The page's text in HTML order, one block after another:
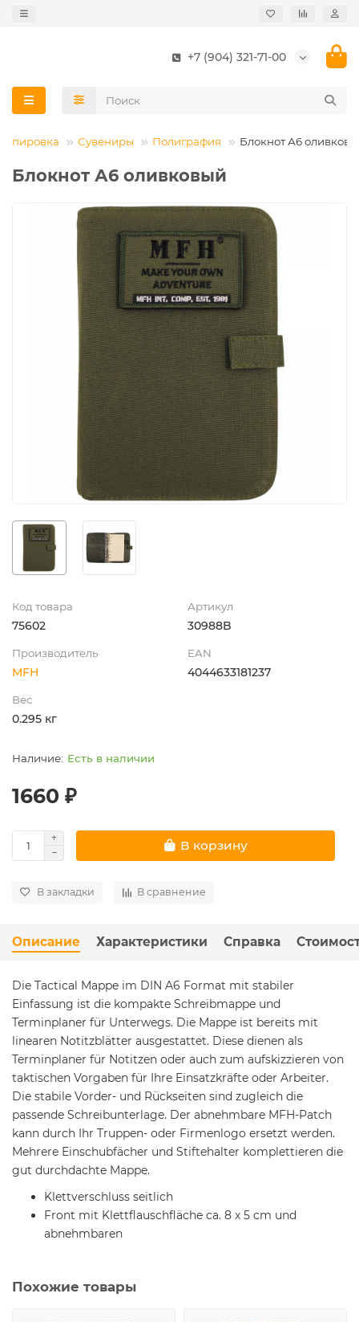
+7 (904) 321-71-00
Сувениры Полиграфия Блокнот А6
Блокнот А6 оливковый
Код товара
75602
Артикул
30988B
Производитель
MFH
EAN
4044633181237
Вес
0.295 кг
Есть в наличии
1660 ₽
В корзину
В закладки В сравнение
Описание Характеристики Справка
Die Tactical Mappe im DIN A6 Format mit stabiler
Einfassung ist die kompakte Schreibmappe und
Terminplaner für Unterwegs. Die Mappe ist bereits mit
linearen Notitzblätter ausgestattet. Diese dienen als
Terminplaner für Notitzen oder auch zum aufskizzieren von
taktischen Vorgaben für Ihre Einsatzkräfte oder Arbeiter.
Die stabile Vorder- und Rückseiten sind zugleich die
passende Schreibunterlage. Der abnehmbare MFH-Patch
kann durch Ihr Truppen- oder Firmenlogo ersetzt werden.
Mehrere Einschubfächer und Stiftehalter komplettieren die
gut durchdachte Mappe.
Klettverschluss seitlich
Front mit Klettflauschfläche ca. 8 x 5 cm und
abnehmbaren
Похожие товары